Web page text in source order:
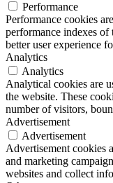
Performance
Performance cookies
performance indexes
better user experience
Analytics
Analytics
Analytical cookies are
the website. These
number of visitors,
Advertisement
Advertisement
Advertisement cookies
and marketing
websites and collect